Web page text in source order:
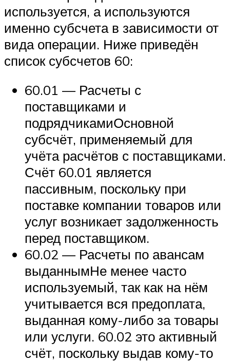
используется, а используются
именно субсчета в зависимости от
вида операции. Ниже приведён
список субсчетов 60:
60.01 — Расчеты с
поставщиками и
подрядчикамиОсновной
субсчёт, применяемый для
учёта расчётов с поставщиками.
Счёт 60.01 является
пассивным, поскольку при
поставке компании товаров или
услуг возникает задолженность
перед поставщиком.
60.02 — Расчеты по авансам
выданнымНе менее часто
используемый, так как на нём
учитывается вся предоплата,
выданная кому-либо за товары
или услуги. 60.02 это активный
счёт, поскольку выдав кому-то